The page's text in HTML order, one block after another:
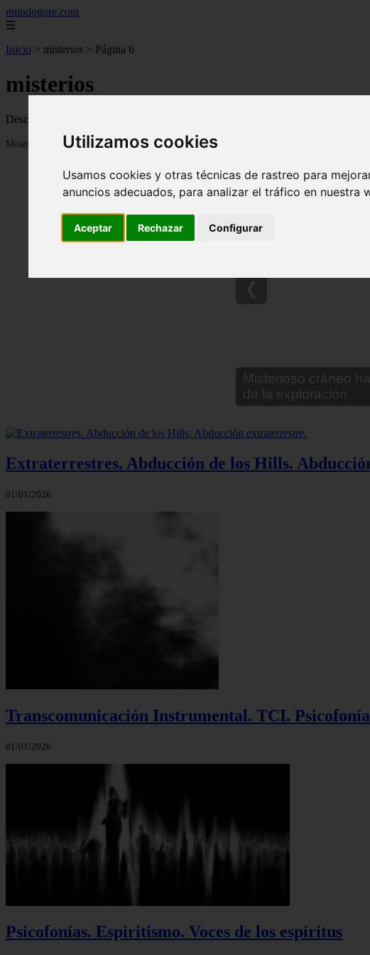
Utilizamos cookies
Usamos cookies y otras técnicas de rastreo para
anuncios adecuados, para analizar el tráfico en
Aceptar Rechazar Configurar
mundogore.com
☰
Inicio > misterios > Página 6
misterios
Descubre todas las noticias de la categoría misterios. Artículos actualizados y
Mostrando 121 - 144 de 237 artículos
Leyendas urbanas
Extraterrestres. Abducción de los Hills.
01/01/2026
Transcomunicación Instrumental. TCI.
01/01/2026
Psicofonías. Espiritismo. Voces de los espíritus